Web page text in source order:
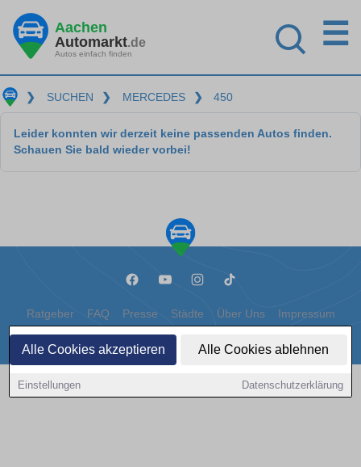
Alle Cookies akzeptieren Alle Cookies ablehnen
Einstellungen Datenschutzerklärung
Aachen
Automarkt.de
Autos einfach finden
☰
❯ SUCHEN ❯ MERCEDES ❯ 450
Leider konnten wir derzeit keine passenden Autos finden.
Schauen Sie bald wieder vorbei!
Ratgeber FAQ Presse Städte Über Uns Impressum
Datenschutz Cookies
Copyright © 2000 - 2026 | 1A Infosysteme GmbH | Content by: 1a-sites-autos